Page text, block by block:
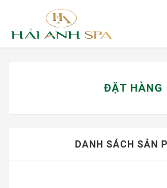
ĐẶT HÀNG
DANH SÁCH SẢN